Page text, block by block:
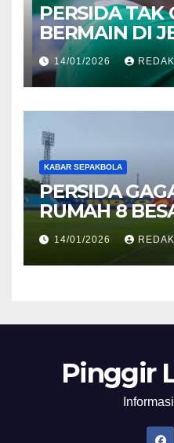
PERSIDA TAK
BERMAIN DI
14/01/2026
KABAR SEPAKBOLA
PERSIDA
RUMAH 8
BESAR LIGA 4
14/01/2026
Pinggir